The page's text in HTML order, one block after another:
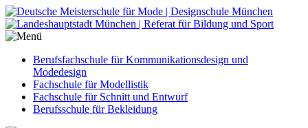
Berufsfachschule für Kommunikationsdesign und
Modedesign
Fachschule für Modellistik
Fachschule für Schnitt und Entwurf
Berufsschule für Bekleidung